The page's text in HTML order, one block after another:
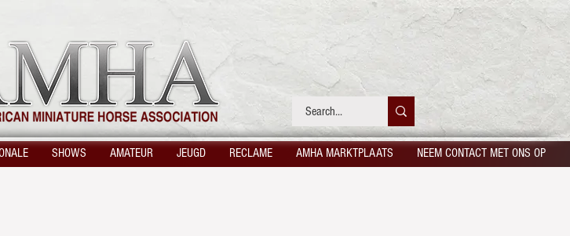
SHOWS AMATEUR JEUGD RECLAME AMHA MARKTPLAATS NEEM CONTACT MET ONS OP